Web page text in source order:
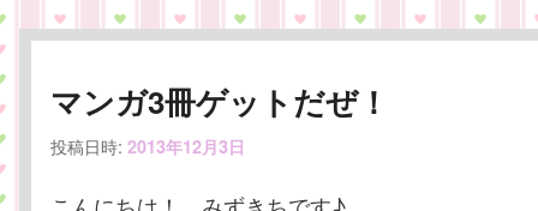
ン
メ
ニ
ュ
イ
ン
コ
ン
ブ
コ
ン
テ
マンガ3冊ゲットだぜ！
投稿日時:2013年12月3日
こんにちは！ みずきちです♪